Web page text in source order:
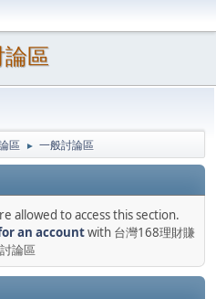
論區
區 ► 一般討論區
allowed to access this section.
an accountwith 台灣168理財賺
論區